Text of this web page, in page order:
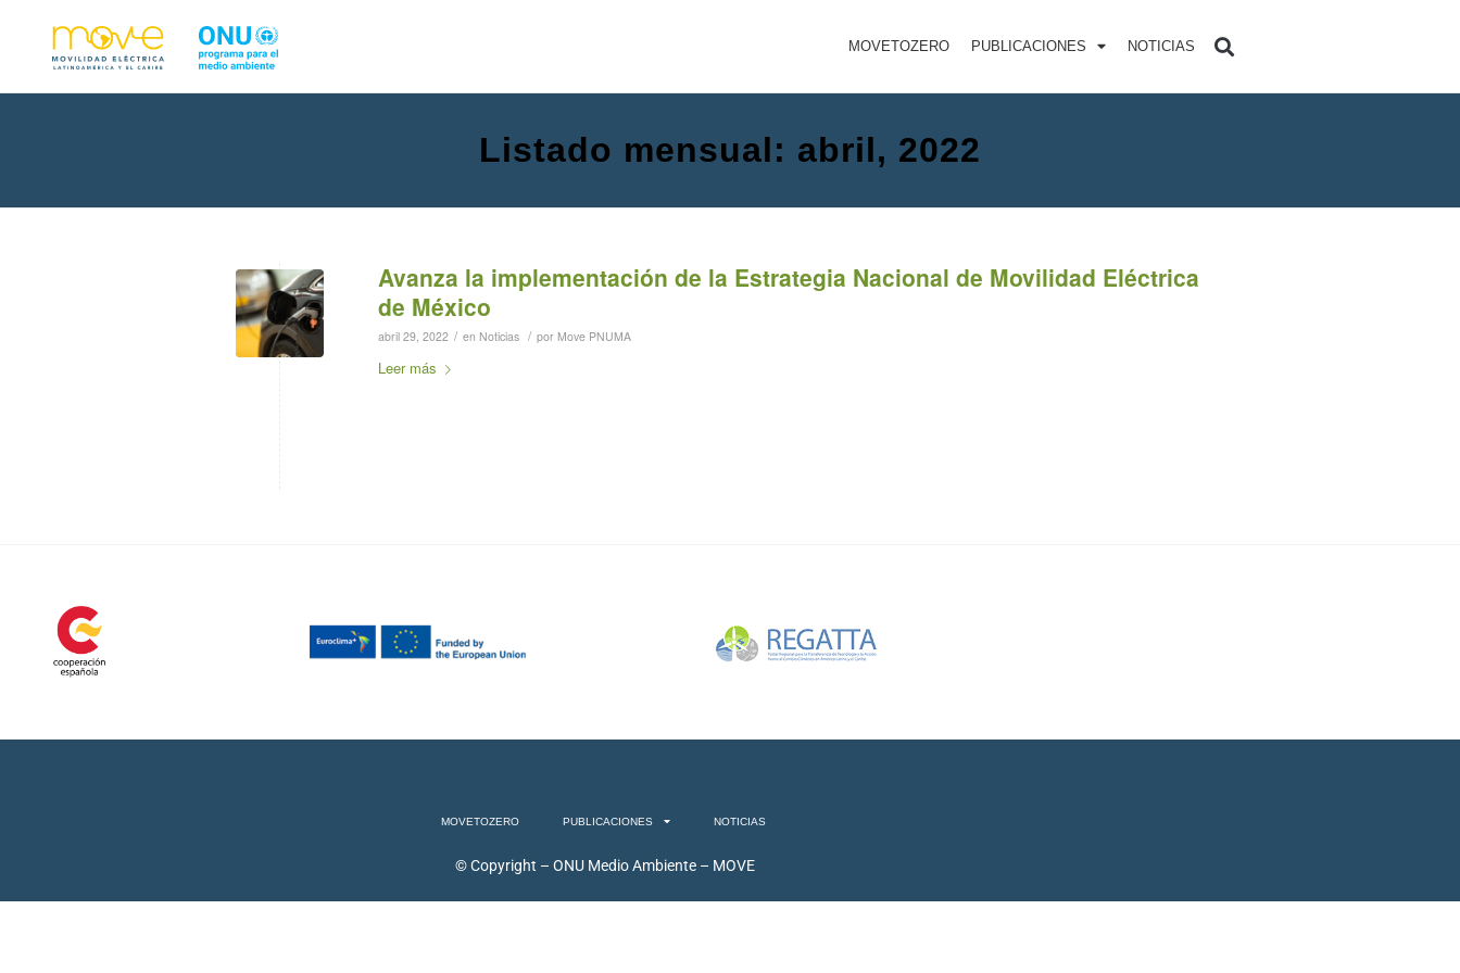
MOVETOZERO PUBLICACIONES NOTICIAS
Listado mensual: abril, 2022
Avanza la implementación de la Estrategia Nacional de Movilidad Eléctrica
de México
abril 29, 2022 / en Noticias / por Move PNUMA
Leer más
MOVETOZERO PUBLICACIONES NOTICIAS
© Copyright – ONU Medio Ambiente – MOVE